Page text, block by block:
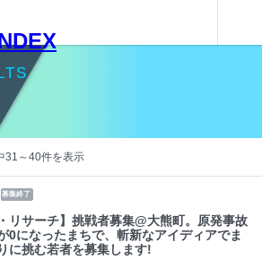
31 ～40件を表示
募集終了
リサーチ】挑戦者募集@大熊町。原発事故
0になったまちで、斬新なアイディアでま
に挑む若者を募集します!